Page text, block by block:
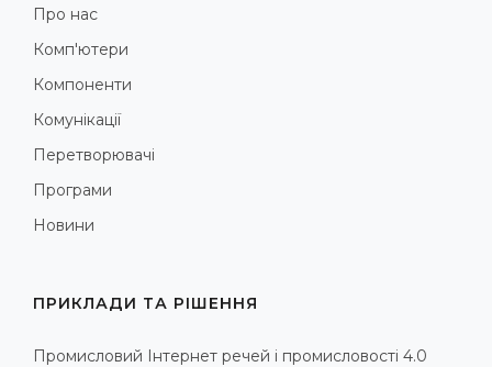
Про нас
Комп'ютери
Компоненти
Комунікації
Перетворювачі
Програми
Новини
ПРИКЛАДИ ТА РІШЕННЯ
Промисловий Інтернет речей і промисловості 4.0